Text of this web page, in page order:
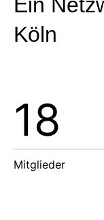
Köln
18
Mitglieder